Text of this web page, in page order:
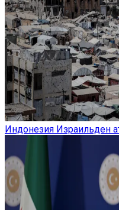
Индонезия Израильден